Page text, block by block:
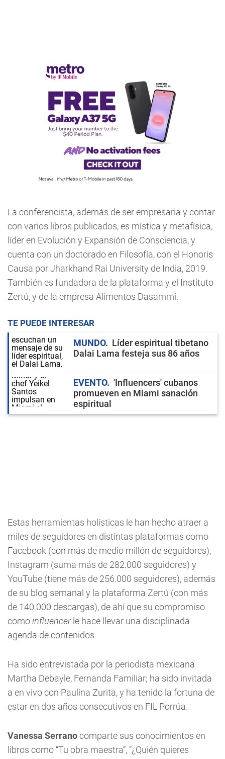
La conferencista, además de ser empresaria y contar
con varios libros publicados, es mística y metafísica,
líder en Evolución y Expansión de Consciencia, y
cuenta con un doctorado en Filosofía, con el Honoris
Causa por Jharkhand Rai University de India, 2019.
También es fundadora de la plataforma y el Instituto
Zertú, y de la empresa Alimentos Dasammi.
TE PUEDE INTERESAR
MUNDO
Líder espiritual tibetano
Dalai Lama festeja sus 86 años
EVENTO
'Influencers' cubanos
promueven en Miami sanación
espiritual
Estas herramientas holísticas le han hecho atraer a
miles de seguidores en distintas plataformas como
Facebook (con más de medio millón de seguidores),
Instagram (suma más de 282.000 seguidores) y
YouTube (tiene más de 256.000 seguidores), además
de su blog semanal y la plataforma Zertú (con más
de 140.000 descargas), de ahí que su compromiso
comoinfluencerle hace llevar una disciplinada
agenda de contenidos.
Ha sido entrevistada por la periodista mexicana
Martha Debayle, Fernanda Familiar; ha sido invitada
a en vivo con Paulina Zurita, y ha tenido la fortuna de
estar en dos años consecutivos en FIL Porrúa.
Vanessa Serranocomparte sus conocimientos en
libros como “Tu obra maestra”, “¿Quién quieres